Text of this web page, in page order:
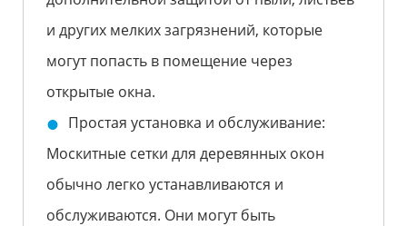
и других мелких загрязнений, которые
могут попасть в помещение через
открытые окна.
Простая установка и обслуживание:
Москитные сетки для деревянных окон
обычно легко устанавливаются и
обслуживаются. Они могут быть